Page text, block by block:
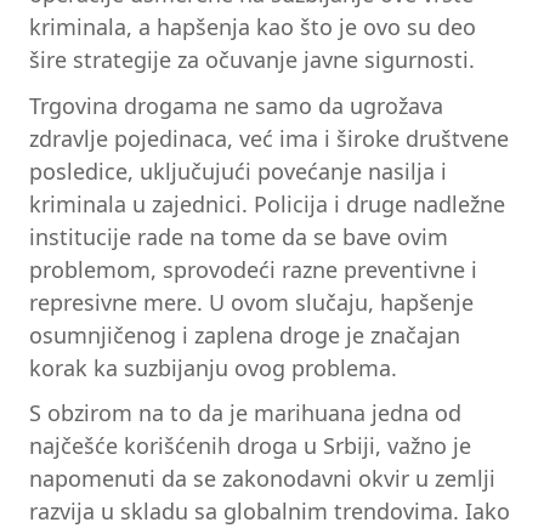
kriminala, a hapšenja kao što je ovo su deo
šire strategije za očuvanje javne sigurnosti.
Trgovina drogama ne samo da ugrožava
zdravlje pojedinaca, već ima i široke društvene
posledice, uključujući povećanje nasilja i
kriminala u zajednici. Policija i druge nadležne
institucije rade na tome da se bave ovim
problemom, sprovodeći razne preventivne i
represivne mere. U ovom slučaju, hapšenje
osumnjičenog i zaplena droge je značajan
korak ka suzbijanju ovog problema.
S obzirom na to da je marihuana jedna od
najčešće korišćenih droga u Srbiji, važno je
napomenuti da se zakonodavni okvir u zemlji
razvija u skladu sa globalnim trendovima. Iako